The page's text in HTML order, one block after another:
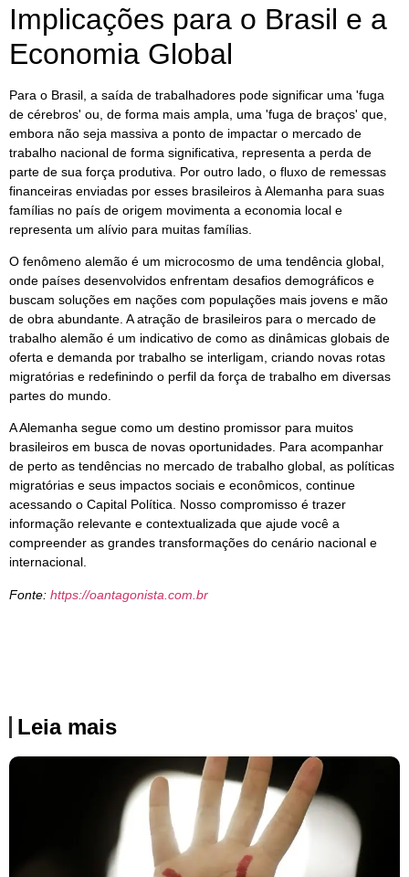
Implicações para o Brasil e a
Economia Global
Para o Brasil, a saída de trabalhadores pode significar uma 'fuga
de cérebros' ou, de forma mais ampla, uma 'fuga de braços' que,
embora não seja massiva a ponto de impactar o mercado de
trabalho nacional de forma significativa, representa a perda de
parte de sua força produtiva. Por outro lado, o fluxo de remessas
financeiras enviadas por esses brasileiros à Alemanha para suas
famílias no país de origem movimenta a economia local e
representa um alívio para muitas famílias.
O fenômeno alemão é um microcosmo de uma tendência global,
onde países desenvolvidos enfrentam desafios demográficos e
buscam soluções em nações com populações mais jovens e mão
de obra abundante. A atração de brasileiros para o mercado de
trabalho alemão é um indicativo de como as dinâmicas globais de
oferta e demanda por trabalho se interligam, criando novas rotas
migratórias e redefinindo o perfil da força de trabalho em diversas
partes do mundo.
A Alemanha segue como um destino promissor para muitos
brasileiros em busca de novas oportunidades. Para acompanhar
de perto as tendências no mercado de trabalho global, as políticas
migratórias e seus impactos sociais e econômicos, continue
acessando o Capital Política. Nosso compromisso é trazer
informação relevante e contextualizada que ajude você a
compreender as grandes transformações do cenário nacional e
internacional.
Fonte: https://oantagonista.com.br
Leia mais